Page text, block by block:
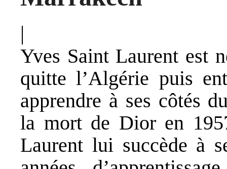
|
Yves Saint Laurent est
quitte l’Algérie puis
apprendre à ses côtés
la mort de Dior en
Laurent lui succède à